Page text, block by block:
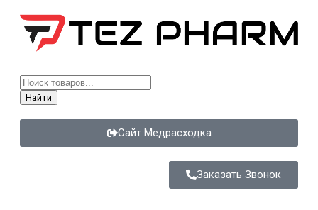
Найти
Сайт Медрасходка
Заказать Звонок